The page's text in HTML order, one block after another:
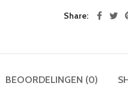
Share
BEOORDELINGEN (0)